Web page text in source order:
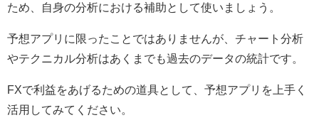
ため、自身の分析における補助として使いましょう。
予想アプリに限ったことではありませんが、チャート分析
やテクニカル分析はあくまでも過去のデータの統計です。
FXで利益をあげるための道具として、予想アプリを上手く
活用してみてください。